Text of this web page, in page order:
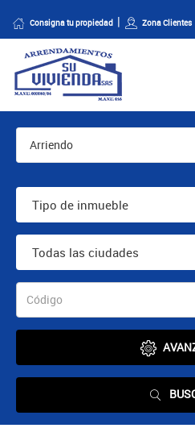
Consigna tu propiedad Zona Clientes
Tipo de inmueble
Todas las ciudades